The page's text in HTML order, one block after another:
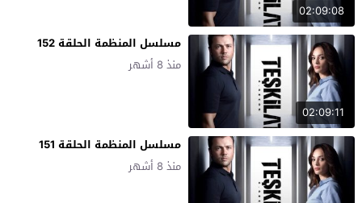
02:09:08
02:09:11
مسلسل المنظمة الحلقة 152
منذ 8 أشهر
مسلسل المنظمة الحلقة 151
منذ 8 أشهر